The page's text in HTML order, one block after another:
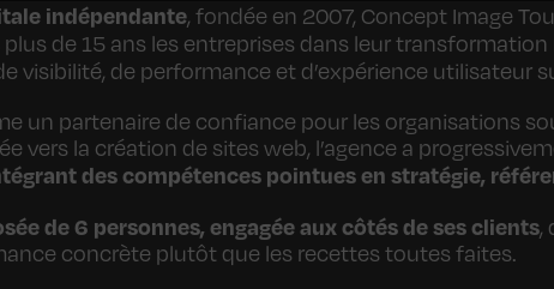
indépendante, fondée en 2007, Concept Image
de 15 ans les entreprises dans leur
visibilité, de performance et d’expérience utilisateur
un partenaire de confiance pour les organisations
vers la création de sites web, l’agence a
des compétences pointues en stratégie,
de 6 personnes, engagée aux côtés de ses clients,
concrète plutôt que les recettes toutes faites.